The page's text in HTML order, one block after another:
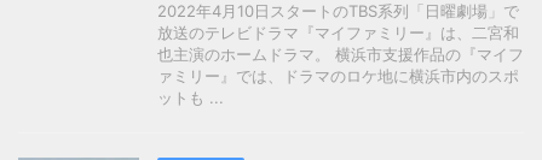
2022年4月10日スタートのTBS系列「日曜劇場」で
放送のテレビドラマ『マイファミリー』は、二宮和
也主演のホームドラマ。 横浜市支援作品の『マイフ
ァミリー』では、ドラマのロケ地に横浜市内のスポ
ットも ...